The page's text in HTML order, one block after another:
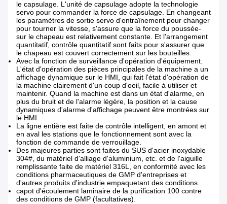
le capsulage. L'unité de capsulage adopte la technologie
servo pour commander la force de capsulage. En changeant
les paramètres de sortie servo d'entraînement pour changer
pour tourner la vitesse, s'assure que la force du poussée-
sur le chapeau est relativement constante. Et l'arrangement
quantitatif, contrôle quantitatif sont faits pour s'assurer que
le chapeau est couvert correctement sur les bouteilles.
Avec la fonction de surveillance d'opération d'équipement.
L'état d'opération des pièces principales de la machine a un
affichage dynamique sur le HMI, qui fait l'état d'opération de
la machine clairement d'un coup d'oeil, facile à utiliser et
maintenir. Quand la machine est dans un état d'alarme, en
plus du bruit et de l'alarme légère, la position et la cause
dynamiques d'alarme d'affichage peuvent être montrées sur
le HMI.
La ligne entière est faite de contrôle intelligent, en amont et
en aval les stations que le fonctionnement sont avec la
fonction de commande de verrouillage.
Des majeures parties sont faites du SUS d'acier inoxydable
304#, du matériel d'alliage d'aluminium, etc. et de l'aiguille
remplissante faite de matériel 316L, en conformité avec les
conditions pharmaceutiques de GMP d'entreprises et
d'autres produits d'industrie empaquetant des conditions.
capot d'écoulement laminaire de la purification 100 contre
des conditions de GMP (facultatives).